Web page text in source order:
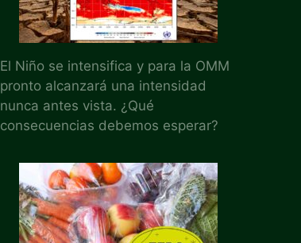
El Niño se intensifica y para la OMM
pronto alcanzará una intensidad
nunca antes vista. ¿Qué
consecuencias debemos esperar?